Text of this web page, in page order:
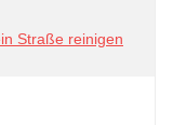
Straße reinigen